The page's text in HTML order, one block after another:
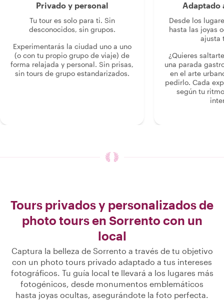
Privado y personal
Tu tour es solo para ti. Sin
desconocidos, sin grupos.
Experimentarás la ciudad uno a uno
(o con tu propio grupo de viaje) de
forma relajada y personal. Sin prisas,
sin tours de grupo estandarizados.
Adaptado
Desde los
hasta las joyas
ajusta
¿Quieres
una parada
en el arte
pedirlo. Cada
según tu
Tours privados y personalizados de
photo tours en Sorrento con un
local
Captura la belleza de Sorrento a través de tu objetivo
con un photo tours privado adaptado a tus intereses
fotográficos. Tu guía local te llevará a los lugares más
fotogénicos, desde monumentos emblemáticos
hasta joyas ocultas, asegurándote la foto perfecta.